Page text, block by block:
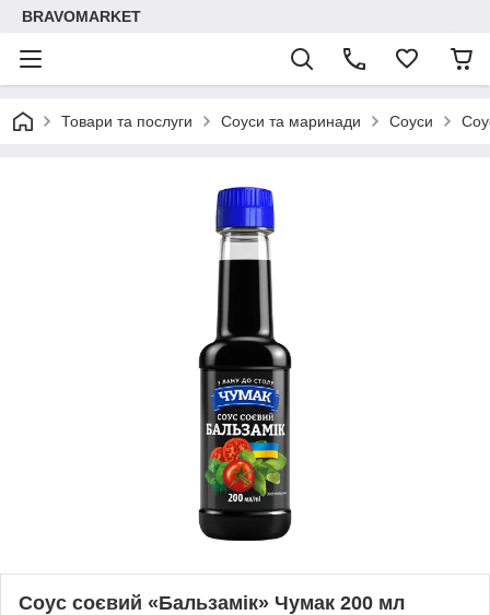
BRAVOMARKET
Товари та послуги Соуси та маринади Соуси
Соус соєвий «Бальзамік» Чумак 200 мл